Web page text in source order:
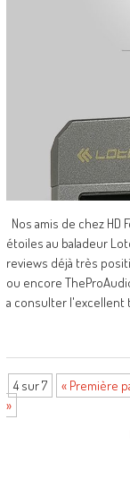
Nos amis de chez
étoiles au baladeur
reviews déjà très
ou encore
a consulter l'excellent
4 sur 7 « Première
»